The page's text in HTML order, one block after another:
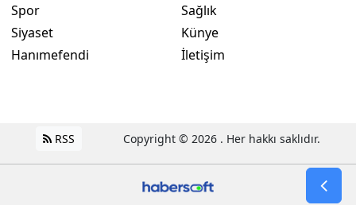
Spor
Siyaset
Hanımefendi
Sağlık
Künye
İletişim
RSS Copyright © 2026 . Her hakkı saklıdır.